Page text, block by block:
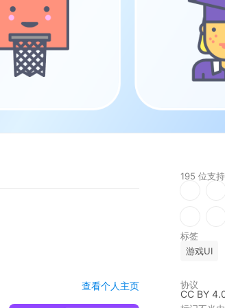
查看个人 主页
195 位支
标签
游戏UI
协议
CC BY